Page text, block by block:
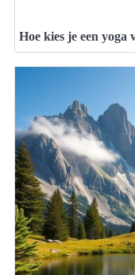
Hoe kies je een yoga